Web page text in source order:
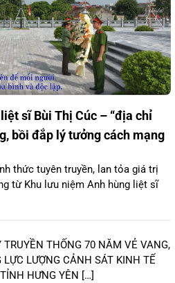
sĩ Bùi Thị Cúc – “địa chỉ
bồi đắp lý tưởng cách mạng
thức tuyên truyền, lan tỏa giá trị
từ Khu lưu niệm Anh hùng liệt sĩ
TRUYỀN THỐNG 70 NĂM VẺ VANG,
LỰC LƯỢNG CẢNH SÁT KINH TẾ
HƯNG YÊN […]